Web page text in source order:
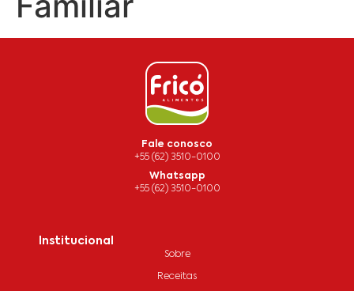
Fale conosco
+55 (62) 3510-0100
Whatsapp
+55 (62) 3510-0100
Institucional
Sobre
Receitas